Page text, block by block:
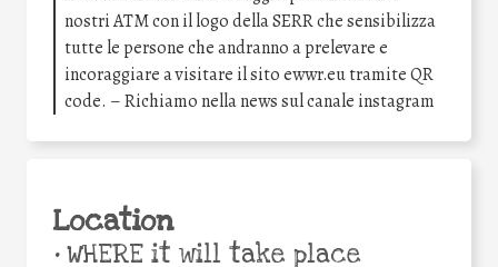
nostri ATM con il logo della SERR che sensibilizza
tutte le persone che andranno a prelevare e
incoraggiare a visitare il sito ewwr.eu tramite QR
code. – Richiamo nella news sul canale instagram
Location
•WHERE it will take place